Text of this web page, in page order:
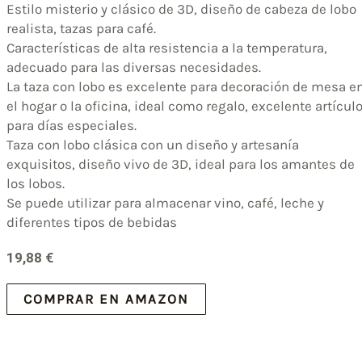
Estilo misterio y clásico de 3D, diseño de cabeza de lobo
realista, tazas para café.
Características de alta resistencia a la temperatura,
adecuado para las diversas necesidades.
La taza con lobo es excelente para decoración de mesa
el hogar o la oficina, ideal como regalo, excelente artículo
para días especiales.
Taza con lobo clásica con un diseño y artesanía
exquisitos, diseño vivo de 3D, ideal para los amantes de
los lobos.
Se puede utilizar para almacenar vino, café, leche y
diferentes tipos de bebidas
19,88 €
COMPRAR EN AMAZON